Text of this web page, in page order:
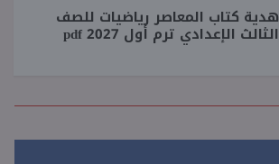
هدية كتاب المعاصر رياضيات للصف
الثالث الإعدادي ترم أول 2027 pdf